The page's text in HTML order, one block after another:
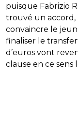
puisque Fabrizio
trouvé un accord,
convaincre le
finaliser le
d’euros vont
clause en ce